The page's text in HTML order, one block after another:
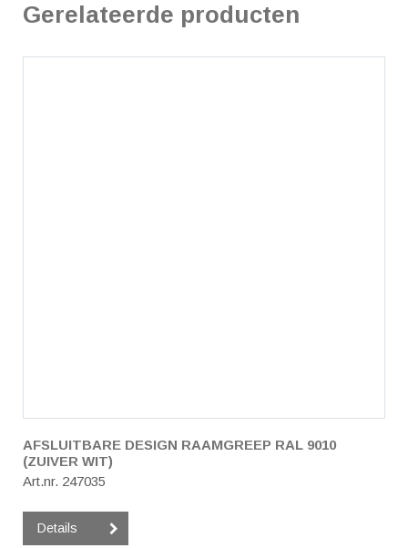
Gerelateerde producten
AFSLUITBARE DESIGN RAAMGREEP RAL 9010
(ZUIVER WIT)
Art.nr. 247035
Details